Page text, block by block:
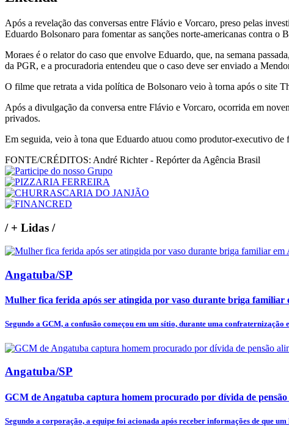
Após a revelação das conversas entre Flávio e Vorcaro, preso pelas
Eduardo Bolsonaro para fomentar as sanções norte-americanas contra o
Moraes é o relator do caso que envolve Eduardo, que, na semana
da PGR, e a procuradoria entendeu que o caso deve ser enviado a
O filme que retrata a vida política de Bolsonaro veio à torna após o site
Após a divulgação da conversa entre Flávio e Vorcaro, ocorrida em
privados.
Em seguida, veio à tona que Eduardo atuou como produtor-executivo de
FONTE/CRÉDITOS: André Richter - Repórter da Agência Brasil
/+ Lidas /
Angatuba/SP
Mulher fica ferida após ser atingida por vaso durante briga familiar
Segundo a GCM, a confusão começou em um sítio, durante uma confraternização
Angatuba/SP
GCM de Angatuba captura homem procurado por dívida de
Segundo a corporação, a equipe foi acionada após receber informações de que um